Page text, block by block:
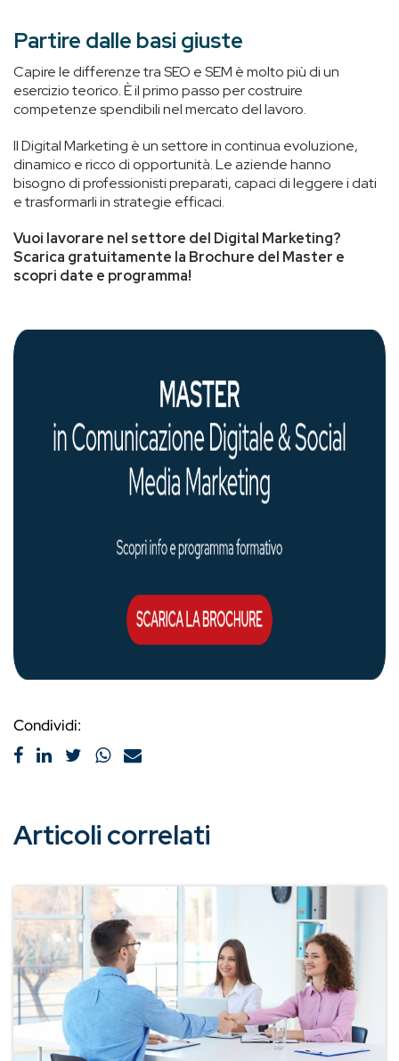
Partire dalle basi giuste
Capire le differenze tra SEO e SEM è molto più di un
esercizio teorico. È il primo passo per costruire
competenze spendibili nel mercato del lavoro.
Il Digital Marketing è un settore in continua evoluzione,
dinamico e ricco di opportunità. Le aziende hanno
bisogno di professionisti preparati, capaci di leggere i dati
e trasformarli in strategie efficaci.
Vuoi lavorare nel settore del Digital Marketing?
Scarica gratuitamente la Brochure del Master e
scopri date e programma!
Condividi:
Articoli correlati